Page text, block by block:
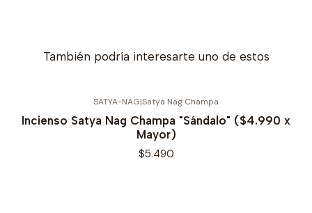
También podría interesarte uno de estos
SATYA-NAG|Satya Nag Champa
Incienso Satya Nag Champa "Sándalo" ($4.990 x
Mayor)
$5.490